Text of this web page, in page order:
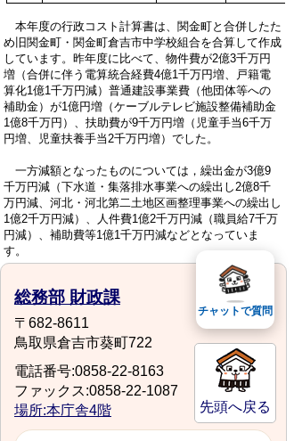
本年度の行政コスト計算書は、関金町と合併したた
め旧関金町・関金町倉吉市中学校組合を合算して作成
しています。昨年度に比べて、物件費が2億3千万円
増（合併に伴う電算統合経費4億1千万円増、戸籍電
算化1億1千万円減）普通建設事業費（他団体等への
補助金）が1億円増（ケーブルテレビ施設整備補助金
1億8千万円）、扶助費が9千万円増（児童手当6千万
円増、児童扶養手当2千万円増）でした。
一方減額となったものについては，繰出金が3億9
千万円減（下水道・集落排水事業への繰出し2億8千
万円減、河北・河北第二土地区画整理事業への繰出し
1億2千万円減）、人件費1億2千万円減（職員給7千万
円減）、補助費等1億1千万円減などとなっていま
す。
総務部 財政課
〒682-8611
鳥取県倉吉市葵町722
電話番号:0858-22-8163
ファックス:0858-22-1087
場所:本庁舎4階
先頭へ戻る
チャットで質問